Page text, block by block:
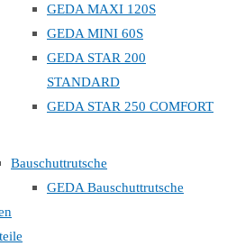
GEDA MAXI 120S
GEDA MINI 60S
GEDA STAR 200
STANDARD
GEDA STAR 250 COMFORT
Bauschuttrutsche
GEDA Bauschuttrutsche